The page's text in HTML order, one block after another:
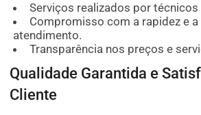
Serviços realizados por
Compromisso com a rapidez e
atendimento.
Transparência nos preços e
Qualidade Garantida e
Cliente